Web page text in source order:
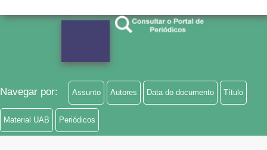
Navegar por: Assunto Autores Data do documento Título
Material UAB Periódicos